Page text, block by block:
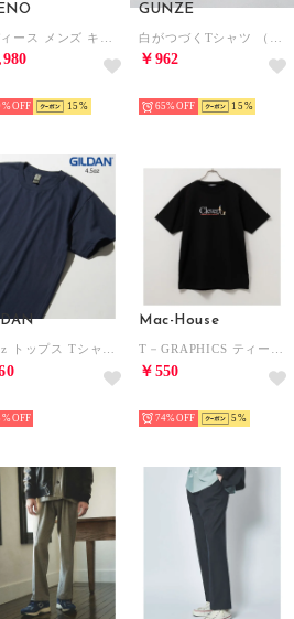
15
GUNZE
￥962
65% 15
Mac-House
￥550
74% 5